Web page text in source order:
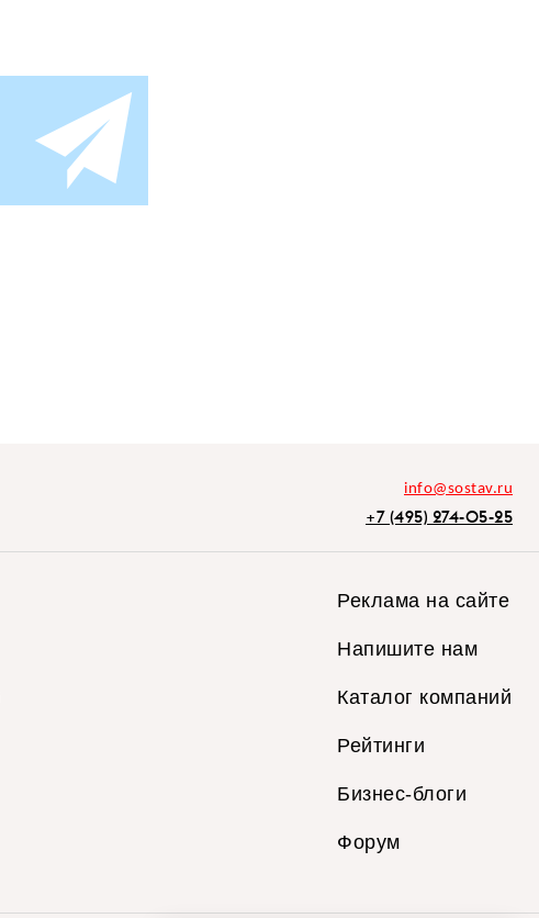
info@sostav.ru
+7 (495) 274-05-25
Реклама на сайте
Напишите нам
Каталог компаний
Рейтинги
Бизнес-блоги
Форум